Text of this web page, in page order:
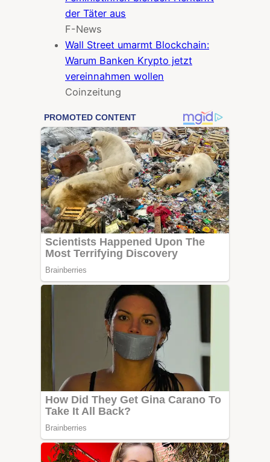
der Täter aus
F-News
Wall Street umarmt Blockchain:
Warum Banken Krypto jetzt
vereinnahmen wollen
Coinzeitung